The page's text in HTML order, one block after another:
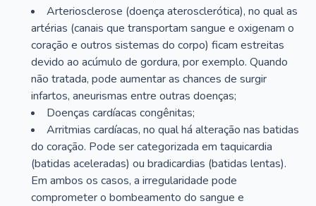
Arteriosclerose (doença aterosclerótica), no qual as
artérias (canais que transportam sangue e oxigenam o
coração e outros sistemas do corpo) ficam estreitas
devido ao acúmulo de gordura, por exemplo. Quando
não tratada, pode aumentar as chances de surgir
infartos, aneurismas entre outras doenças;
Doenças cardíacas congênitas;
Arritmias cardíacas, no qual há alteração nas batidas
do coração. Pode ser categorizada em taquicardia
(batidas aceleradas) ou bradicardias (batidas lentas).
Em ambos os casos, a irregularidade pode
comprometer o bombeamento do sangue e